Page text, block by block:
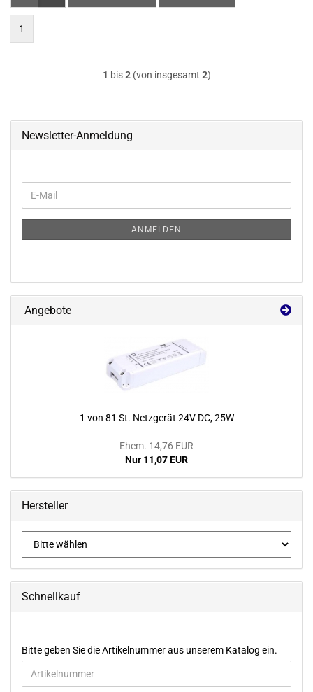
1
1 bis2(von insgesamt 2)
Newsletter-Anmeldung
ZUR
E-
Mail
ANMELDEN
Angebote
1 von 81 St. Netz­ge­rät 24V DC, 25W
Ehem. 14,76 EUR
Nur 11,07 EUR
Hersteller
Schnellkauf
BITTE
GEBEN
SIE
Bitte geben Sie die Artikelnummer aus unserem Katalog ein.